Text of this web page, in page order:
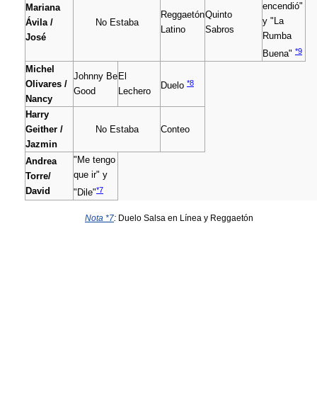
Mariana
Ávila /
José
No Estaba
Reggaetón
Latino
Quinto
Sabros
encendió"
y "La
Rumba
Buena" *9
Michel
Olivares /
Nancy
Johnny Be
Good
El
Lechero
Duelo *8
Harry
Geither /
Jazmin
No Estaba Conteo
Andrea
Torre/
David
"Me tengo
que ir" y
"Dile"*7
Nota *7: Duelo Salsa en Línea y Reggaetón